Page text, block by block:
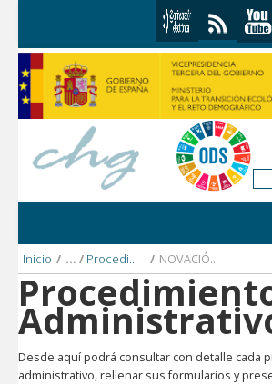
Inicio / Procedimientos Administrativos / NOVACIÓN DE CONCESIÓN DE AGUAS
Desde aquí podrá consultar con detalle cada
administrativo, rellenar sus formularios y